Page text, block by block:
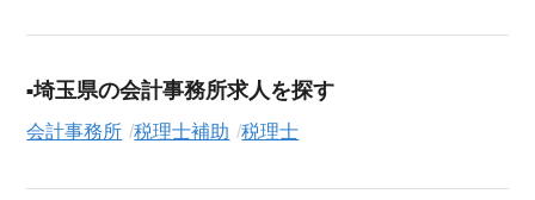
収・時給・日給、さらに週休2日制、駅近
り条件での絞り込み検索も可能です。
ん、「まずは相談から始めたい」という方も、ぜひお気軽に転
埼玉県の会計事務所求人を探す
会計事務所 税理士補助 税理士